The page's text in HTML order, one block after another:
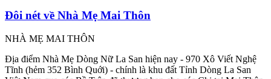
Đôi nét về Nhà Mẹ Mai Thôn
NHÀ MẸ MAI THÔN
Địa điểm Nhà Mẹ Dòng Nữ La San hiện nay - 970 Xô Viết Nghệ
Tĩnh (hẻm 352 Bình Quới) - chính là khu đất Tỉnh Dòng La San